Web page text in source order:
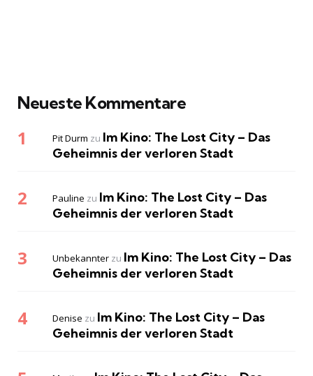
Neueste Kommentare
Pit Durm zu Im Kino: The Lost City – Das
Geheimnis der verloren Stadt
Pauline zu Im Kino: The Lost City – Das
Geheimnis der verloren Stadt
Unbekannter zu Im Kino: The Lost City – Das
Geheimnis der verloren Stadt
Denise zu Im Kino: The Lost City – Das
Geheimnis der verloren Stadt